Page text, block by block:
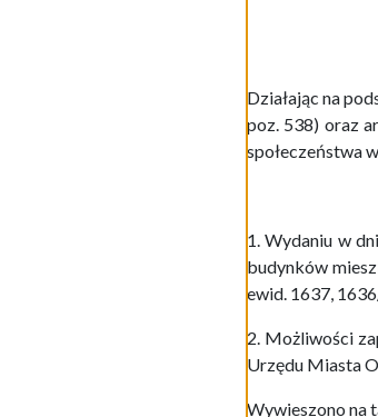
Działając na
poz. 538) oraz
społeczeństwa
1. Wydaniu w
budynków
ewid. 1637,
2. Możliwości
Urzędu Miasta
Wywieszono na